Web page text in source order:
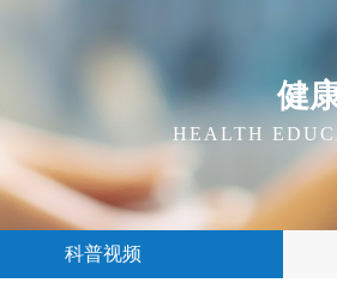
健
HEALTH
科普视频